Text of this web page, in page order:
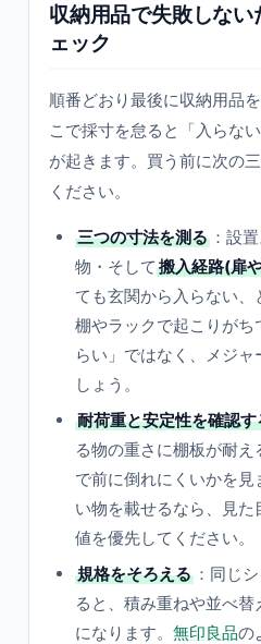
収納用品で失敗しな
ェック
順番どおり最後に収納用品
こで採寸を怠ると「入らな
が起きます。買う前に次の
ください。
三つの寸法を測る ：設
物・そして 搬入経路(扉
ても玄関から入らない
棚やラックで起こりがち
らい」ではなく、メジ
しょう。
耐荷重と安定性を確認す
る物の重さに棚板が耐
で前に倒れにくいかを
い物を載せるなら、見
値を優先してください。
規格をそろえる ：同じ
ると、積み重ねや並べ
になります。 無印良品の